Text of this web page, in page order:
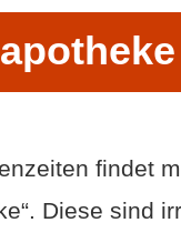
findet
Diese sind